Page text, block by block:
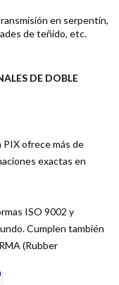
en serpentín,
de teñido, etc.
DE DOBLE
PIX ofrece más de
exactas en
ISO 9002 y
Cumplen también
(Rubber